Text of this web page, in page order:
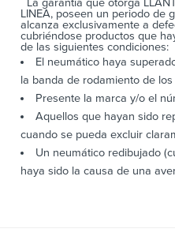
La garantía que otorga
LINEA, poseen un periodo
alcanza exclusivamente a
cubriéndose productos que
de las siguientes condiciones:
El neumático haya
la banda de rodamiento de los
Presente la marca y/o el
Aquellos que hayan sido
cuando se pueda excluir
Un neumático redibujado
haya sido la causa de una